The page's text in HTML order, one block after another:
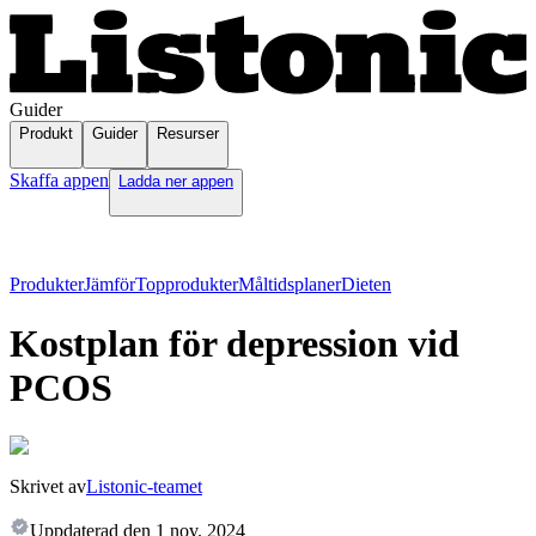
Guider
Produkt Guider Resurser
Skaffa appen Ladda ner appen
ProdukterJämförTopprodukterMåltidsplanerDieten
Kostplan för depression vid
PCOS
Skrivet avListonic-teamet
Uppdaterad den 1 nov. 2024